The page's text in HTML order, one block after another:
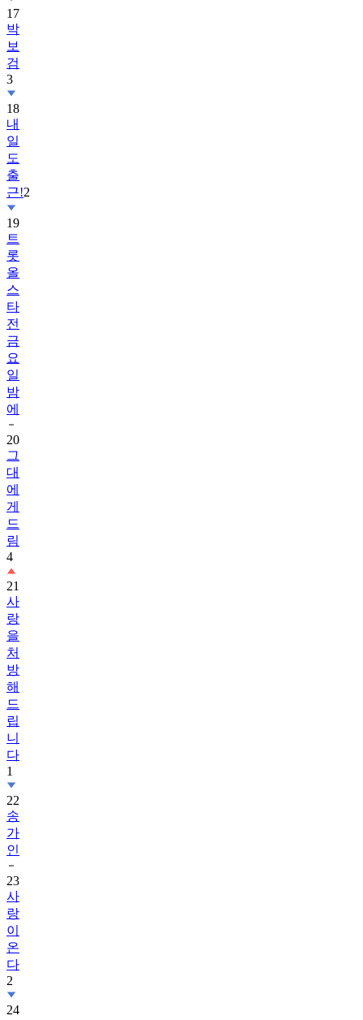
17
박
보
검
3
18
내
일
도
출
근!2
19
트
롯
올
스
타
전
금
요
일
밤
에
20
그
대
에
게
드
림
4
21
사
랑
을
처
방
해
드
립
니
다
1
22
송
가
인
23
사
랑
이
온
다
2
24